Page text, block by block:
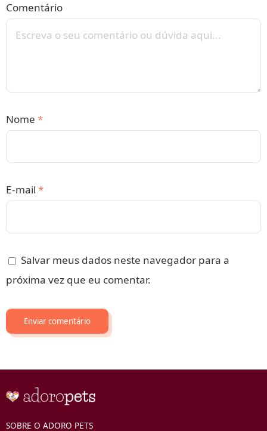
Comentário
Nome *
E-mail *
Salvar meus dados neste navegador para a
próxima vez que eu comentar.
SOBRE O ADORO PETS